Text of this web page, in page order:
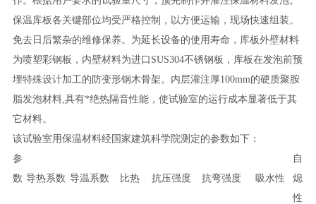
保温库板各关键部位均受严格控制，以方便运输，现场快速组装。
免去日后繁杂的维修保养。为延长设备的使用寿命，库板外壁材料
为喷塑彩钢板，内壁材料为进口SUS304不锈钢板，库板在发泡前预
埋特殊设计加工的防变形钢木骨架。内层灌注厚100mm的硬质聚胺
脂发泡材料,具有*绝热隔音性能，使试验室的运行成本显著低于其
它材料。
该试验室用保温材料经国家建筑科学院测定的参数如下：
参
数 导热系数 导温系数 比热 抗压强度 抗弯强度 吸水性
自
熄
性